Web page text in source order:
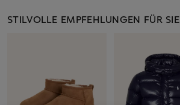
STILVOLLE EMPFEHLUNGEN FÜR SIE